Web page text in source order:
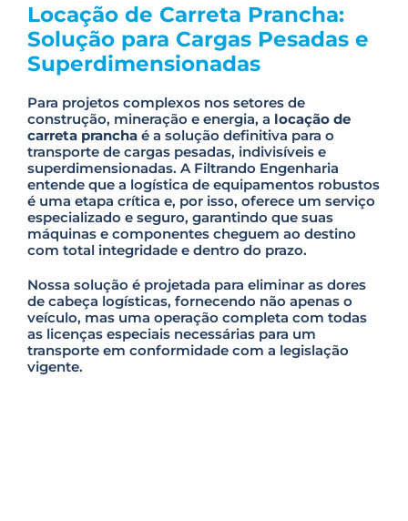
Locação de Carreta Prancha:
Solução para Cargas Pesadas e
Superdimensionadas
Para projetos complexos nos setores de
construção, mineração e energia, a locação de
carreta prancha é a solução definitiva para o
transporte de cargas pesadas, indivisíveis e
superdimensionadas. A Filtrando Engenharia
entende que a logística de equipamentos robustos
é uma etapa crítica e, por isso, oferece um serviço
especializado e seguro, garantindo que suas
máquinas e componentes cheguem ao destino
com total integridade e dentro do prazo.
Nossa solução é projetada para eliminar as dores
de cabeça logísticas, fornecendo não apenas o
veículo, mas uma operação completa com todas
as licenças especiais necessárias para um
transporte em conformidade com a legislação
vigente.